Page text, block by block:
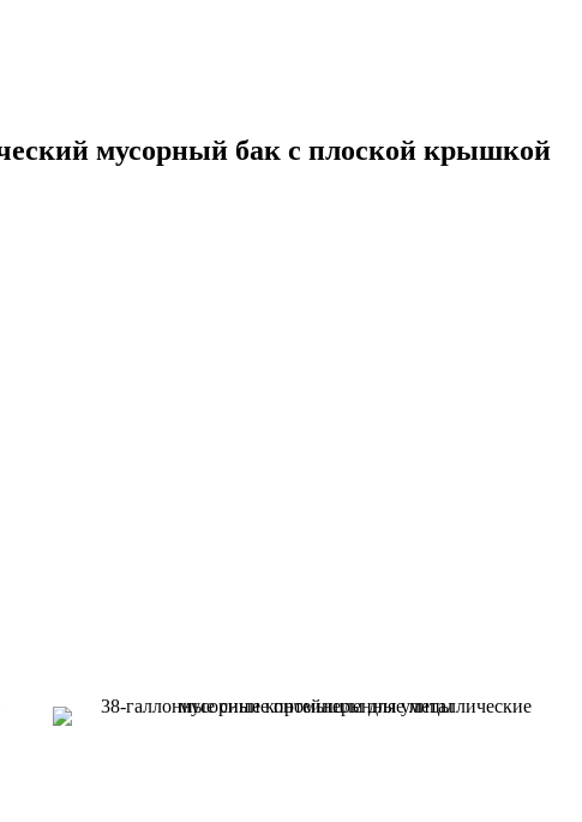
мусорный бак с плоской крышкой